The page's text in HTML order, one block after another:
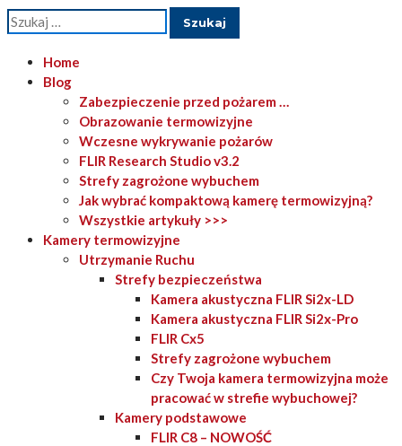
Szukaj:
Home
Blog
Zabezpieczenie przed pożarem …
Obrazowanie termowizyjne
Wczesne wykrywanie pożarów
FLIR Research Studio v3.2
Strefy zagrożone wybuchem
Jak wybrać kompaktową kamerę termowizyjną?
Wszystkie artykuły >>>
Kamery termowizyjne
Utrzymanie Ruchu
Strefy bezpieczeństwa
Kamera akustyczna FLIR Si2x-LD
Kamera akustyczna FLIR Si2x-Pro
FLIR Cx5
Strefy zagrożone wybuchem
Czy Twoja kamera termowizyjna może
pracować w strefie wybuchowej?
Kamery podstawowe
FLIR C8 – NOWOŚĆ